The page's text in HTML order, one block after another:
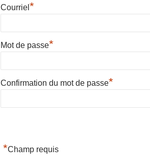
Courriel*
Mot de passe*
Confirmation du mot de passe*
*Champ requis